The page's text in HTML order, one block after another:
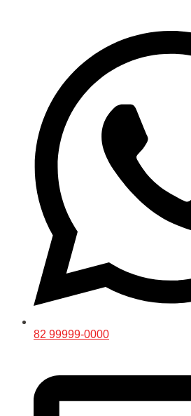
82 99999-0000